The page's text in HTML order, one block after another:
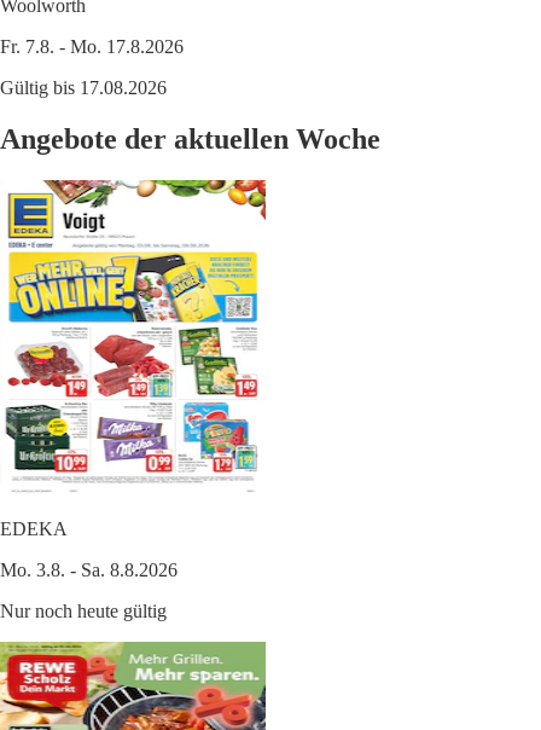
Woolworth
Fr. 7.8. - Mo. 17.8.2026
Gültig bis 17.08.2026
Angebote der aktuellen Woche
EDEKA
Mo. 3.8. - Sa. 8.8.2026
Nur noch heute gültig